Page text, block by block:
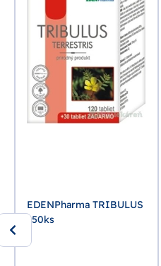
EDENPharma TRIBULUS
150ks